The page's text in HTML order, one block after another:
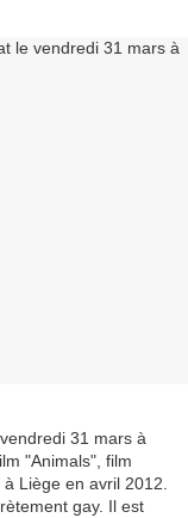
31 mars à
"Animals", film
Liège en avril 2012.
gay. Il est